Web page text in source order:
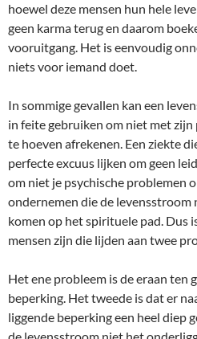
hoewel deze mensen hun hele
geen karma terug en daarom
vooruitgang. Het is eenvoudig
niets voor iemand doet.
In sommige gevallen kan een
in feite gebruiken om niet met
te hoeven afrekenen. Een ziekte
perfecte excuus lijken om geen
om niet je psychische problemen
ondernemen die de levensstroom
komen op het spirituele pad. Dus
mensen zijn die lijden aan twee
Het ene probleem is de eraan ten
beperking. Het tweede is dat er
liggende beperking een heel diep